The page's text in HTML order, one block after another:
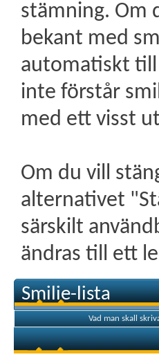
stämning. Om
bekant med
automatiskt till
inte förstår
med ett visst
Om du vill
alternativet
särskilt
ändras till ett
Smilie-lista
Vad man skall